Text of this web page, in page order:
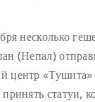
несколько
(Непал)
центр
статуи,